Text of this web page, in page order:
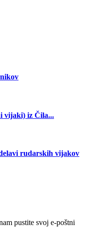
vijaki) iz Čila...
rudarskih vijakov
pustite svoj e-poštni